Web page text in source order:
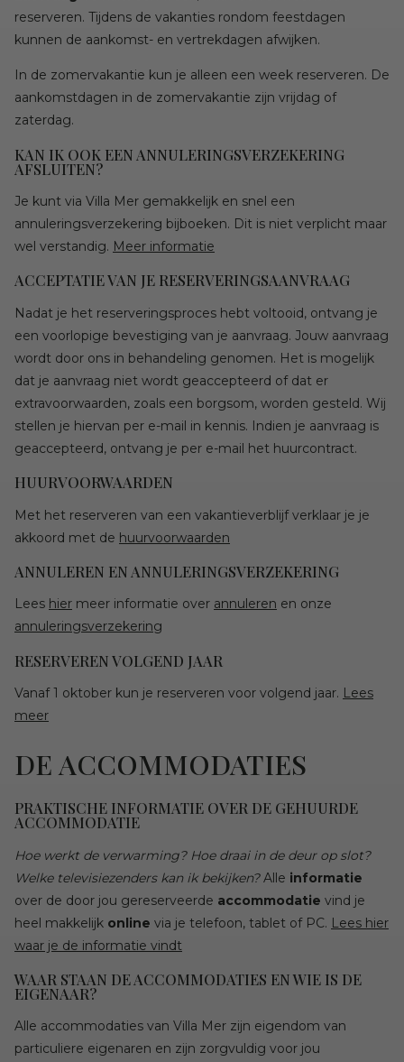
reserveren. Tijdens de vakanties rondom feestdagen
kunnen de aankomst- en vertrekdagen afwijken.
In de zomervakantie kun je alleen een week reserveren. De
aankomstdagen in de zomervakantie zijn vrijdag of
zaterdag.
KAN IK OOK EEN ANNULERINGSVERZEKERING
AFSLUITEN?
Je kunt via Villa Mer gemakkelijk en snel een
annuleringsverzekering bijboeken. Dit is niet verplicht maar
wel verstandig. Meer informatie
ACCEPTATIE VAN JE RESERVERINGSAANVRAAG
Nadat je het reserveringsproces hebt voltooid, ontvang je
een voorlopige bevestiging van je aanvraag. Jouw aanvraag
wordt door ons in behandeling genomen. Het is mogelijk
dat je aanvraag niet wordt geaccepteerd of dat er
extravoorwaarden, zoals een borgsom, worden gesteld. Wij
stellen je hiervan per e-mail in kennis. Indien je aanvraag is
geaccepteerd, ontvang je per e-mail het huurcontract.
HUURVOORWAARDEN
Met het reserveren van een vakantieverblijf verklaar je je
akkoord met de huurvoorwaarden
ANNULEREN EN ANNULERINGSVERZEKERING
Lees hier meer informatie over annuleren en onze
annuleringsverzekering
RESERVEREN VOLGEND JAAR
Vanaf 1 oktober kun je reserveren voor volgend jaar. Lees
meer
DE ACCOMMODATIES
PRAKTISCHE INFORMATIE OVER DE GEHUURDE
ACCOMMODATIE
Hoe werkt de verwarming? Hoe draai in de deur op slot?
Welke televisiezenders kan ik bekijken?Alle informatie
over de door jou gereserveerde accommodatie vind je
heel makkelijk online via je telefoon, tablet of PC. Lees hier
waar je de informatie vindt
WAAR STAAN DE ACCOMMODATIES EN WIE IS DE
EIGENAAR?
Alle accommodaties van Villa Mer zijn eigendom van
particuliere eigenaren en zijn zorgvuldig voor jou